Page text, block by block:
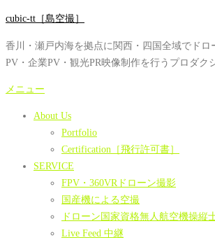
コ
テ
ン
ツ
cubic-tt［島空撮］
香川・瀬戸内海を拠点に関西・四国全域でドロ
PV・企業PV・観光PR映像制作を行うプロダク
メニュー
About Us
Portfolio
Certification［飛行許可書］
SERVICE
FPV・360VRドローン撮影
国産機による空撮
ドローン国家資格無人航空機操縦
Live Feed 中継